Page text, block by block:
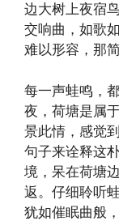
边大树上夜宿
交响曲，如歌
难以形容，那
每一声蛙鸣，
夜，荷塘是属
景此情，感觉
句子来诠释这
境，呆在荷塘
返。仔细聆听
犹如催眠曲般